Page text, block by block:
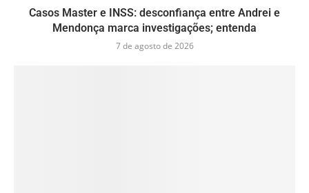
Casos Master e INSS: desconfiança entre Andrei e
Mendonça marca investigações; entenda
7 de agosto de 2026